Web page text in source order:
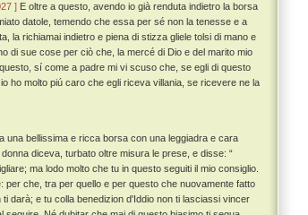
] E oltre a questo, avendo io già renduta indietro la borsa
datole, temendo che essa per sé non la tenesse e a
la richiamai indietro e piena di stizza gliele tolsi di mano e
di sue cose per ciò che, la mercé di Dio e del marito mio
sí come a padre mi vi scuso che, se egli di questo
ho molto piú caro che egli riceva villania, se ricevere ne la
una bellissima e ricca borsa con una leggiadra e cara
diceva, turbato oltre misura le prese, e disse: “
ma lodo molto che tu in questo seguiti il mio consiglio.
per che, tra per quello e per questo che nuovamente fatto
darà; e tu colla benedizion d'Iddio non ti lasciassi vincer